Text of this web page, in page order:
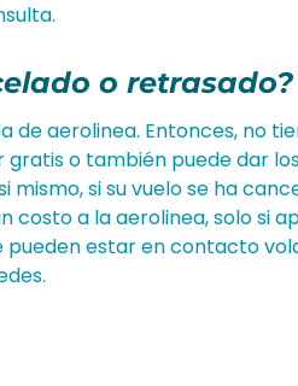
o retrasado?
de aerolinea. Entonces, no
o también puede dar
mismo, si su vuelo se ha
a la aerolinea, solo si
pueden estar en contacto